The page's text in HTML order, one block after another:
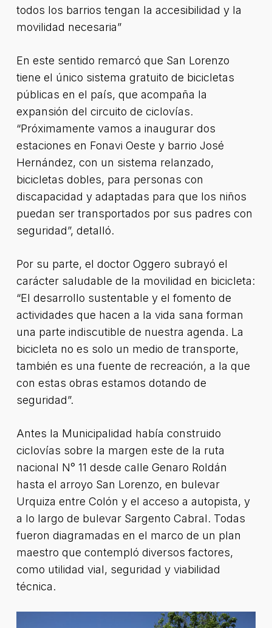
todos los barrios tengan la accesibilidad y la
movilidad necesaria”
En este sentido remarcó que San Lorenzo
tiene el único sistema gratuito de bicicletas
públicas en el país, que acompaña la
expansión del circuito de ciclovías.
“Próximamente vamos a inaugurar dos
estaciones en Fonavi Oeste y barrio José
Hernández, con un sistema relanzado,
bicicletas dobles, para personas con
discapacidad y adaptadas para que los niños
puedan ser transportados por sus padres con
seguridad”, detalló.
Por su parte, el doctor Oggero subrayó el
carácter saludable de la movilidad en bicicleta:
“El desarrollo sustentable y el fomento de
actividades que hacen a la vida sana forman
una parte indiscutible de nuestra agenda. La
bicicleta no es solo un medio de transporte,
también es una fuente de recreación, a la que
con estas obras estamos dotando de
seguridad”.
Antes la Municipalidad había construido
ciclovías sobre la margen este de la ruta
nacional N° 11 desde calle Genaro Roldán
hasta el arroyo San Lorenzo, en bulevar
Urquiza entre Colón y el acceso a autopista, y
a lo largo de bulevar Sargento Cabral. Todas
fueron diagramadas en el marco de un plan
maestro que contempló diversos factores,
como utilidad vial, seguridad y viabilidad
técnica.